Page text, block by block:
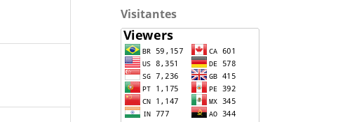
Visitantes